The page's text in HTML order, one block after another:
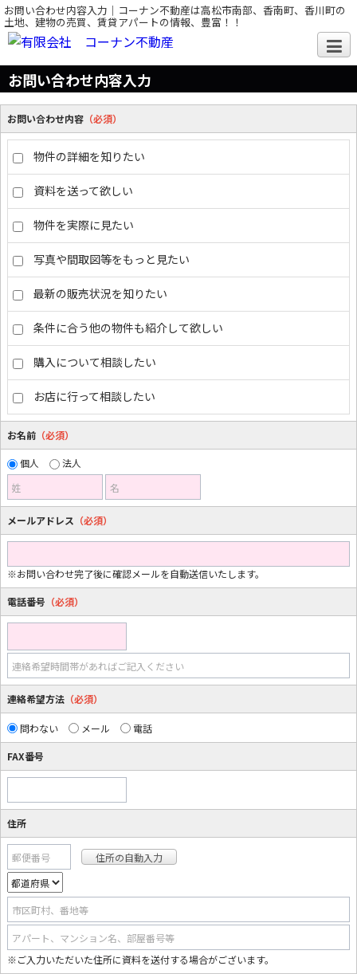
お問い合わせ内容入力｜コーナン不動産は高松市南部、香南町、香川町の
土地、建物の売買、賃貸アパートの情報、豊富！！
お問い合わせ内容入力
お問い合わせ内容 （必須）
物件の詳細を知りたい
資料を送って欲しい
物件を実際に見たい
写真や間取図等をもっと見たい
最新の販売状況を知りたい
条件に合う他の物件も紹介して欲しい
購入について相談したい
お店に行って相談したい
お名前 （必須）
個人
法人
姓
名
メールアドレス （必須）
※お問い合わせ完了後に確認メールを自動送信いたします。
電話番号 （必須）
連絡希望時間帯があればご記入ください
連絡希望方法 （必須）
問わない メール 電話
FAX番号
住所
郵便番号
市区町村、番地等
アパート、マンション名、部屋番号等
※ご入力いただいた住所に資料を送付する場合がございます。